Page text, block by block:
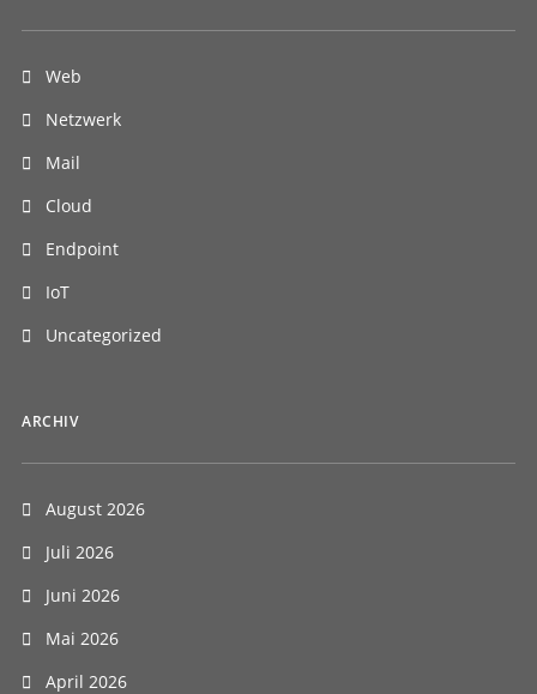
Web
Netzwerk
Mail
Cloud
Endpoint
IoT
Uncategorized
ARCHIV
August 2026
Juli 2026
Juni 2026
Mai 2026
April 2026